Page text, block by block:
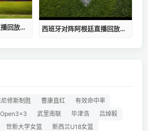
西班牙对阵阿根廷直播回放歌单 西班牙对阵阿根廷直播回放歌词
修斯制胜 曹康直红
有效命中率
武里南联 毕津浩
吕焯毅
世新大学女篮
新西兰U18女篮